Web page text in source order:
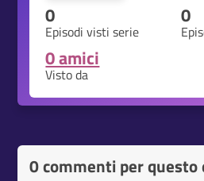
0
Episodi visti serie
0
0 amici
Visto da
0 commenti per questo